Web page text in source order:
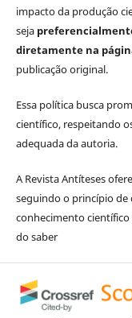
impacto da produção
seja
diretamente na
publicação original.
Essa política busca
científico, respeitando
adequada da autoria.
A Revista Antíteses
seguindo o princípio
conhecimento
do saber